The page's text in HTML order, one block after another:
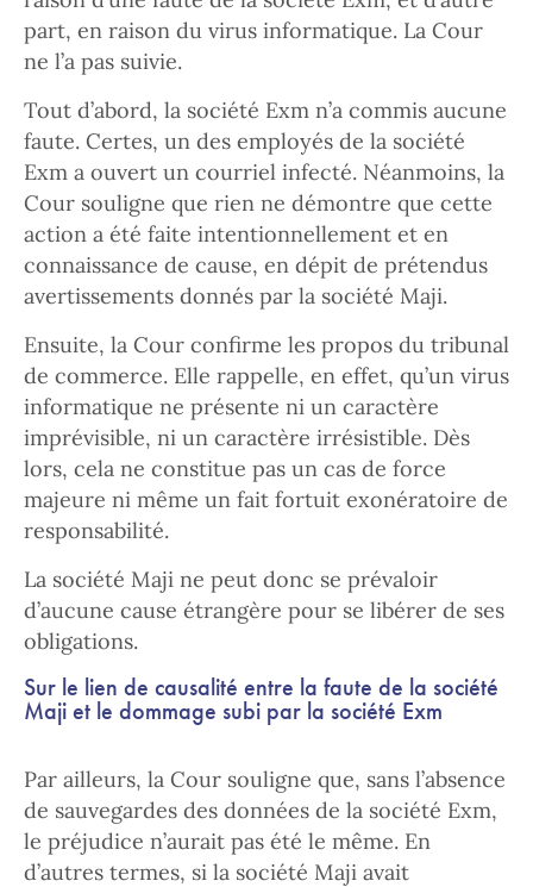
part, en raison du virus informatique. La Cour
ne l’a pas suivie.
Tout d’abord, la société Exm n’a commis aucune
faute. Certes, un des employés de la société
Exm a ouvert un courriel infecté. Néanmoins, la
Cour souligne que rien ne démontre que cette
action a été faite intentionnellement et en
connaissance de cause, en dépit de prétendus
avertissements donnés par la société Maji.
Ensuite, la Cour confirme les propos du tribunal
de commerce. Elle rappelle, en effet, qu’un virus
informatique ne présente ni un caractère
imprévisible, ni un caractère irrésistible. Dès
lors, cela ne constitue pas un cas de force
majeure ni même un fait fortuit exonératoire de
responsabilité.
La société Maji ne peut donc se prévaloir
d’aucune cause étrangère pour se libérer de ses
obligations.
Sur le lien de causalité entre la faute de la société
Maji et le dommage subi par la société Exm
Par ailleurs, la Cour souligne que, sans l’absence
de sauvegardes des données de la société Exm,
le préjudice n’aurait pas été le même. En
d’autres termes, si la société Maji avait